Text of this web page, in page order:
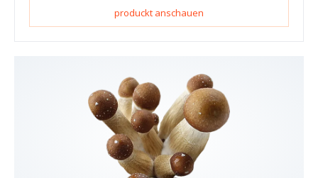
produckt anschauen